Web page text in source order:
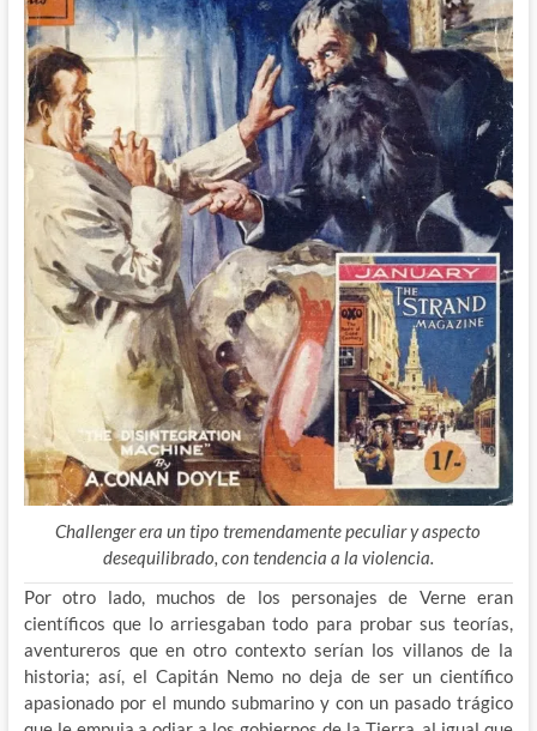
Challenger era un tipo tremendamente peculiar y aspecto
desequilibrado, con tendencia a la violencia.
Por otro lado, muchos de los personajes de Verne eran
científicos que lo arriesgaban todo para probar sus teorías,
aventureros que en otro contexto serían los villanos de la
historia; así, el Capitán Nemo no deja de ser un científico
apasionado por el mundo submarino y con un pasado trágico